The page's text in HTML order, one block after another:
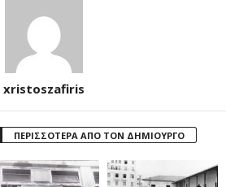
xristoszafiris
ΠΕΡΙΣΣΟΤΕΡΑ ΑΠΟ ΤΟΝ ΔΗΜΙΟΥΡΓΟ